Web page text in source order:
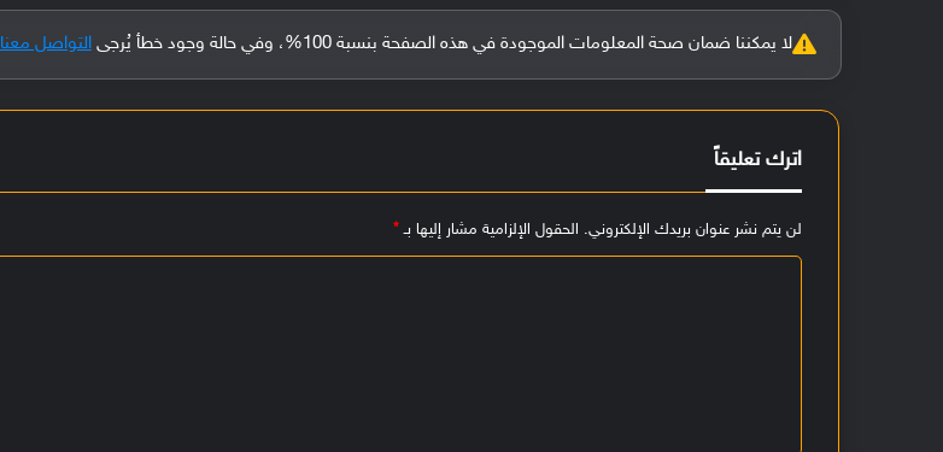
لا يمكننا ضمان صحة المعلومات الموجودة في هذه الصفحة بنسبة 100%، وفي حالة وجود خطأ يُرجى التواصل معنا
اترك تعليقاً
لن يتم نشر عنوان بريدك الإلكتروني. الحقول الإلزامية مشار إليها بـ*